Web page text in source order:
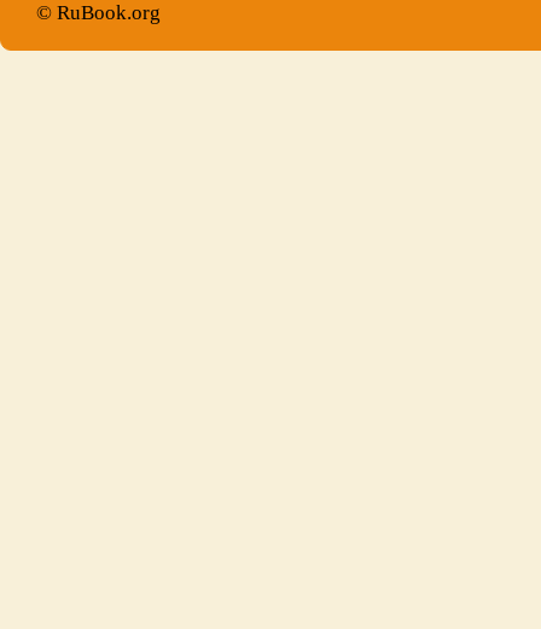
© RuBook.org